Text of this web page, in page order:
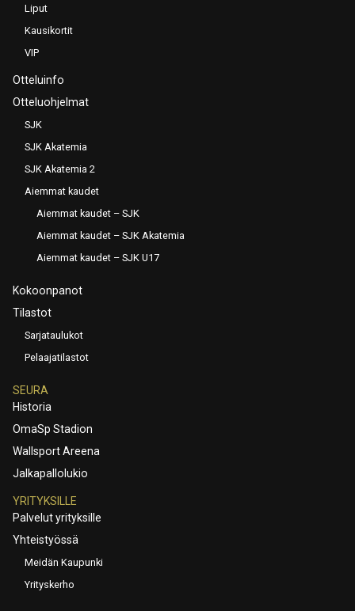
Liput
Kausikortit
VIP
Otteluinfo
Otteluohjelmat
SJK
SJK Akatemia
SJK Akatemia 2
Aiemmat kaudet
Aiemmat kaudet – SJK
Aiemmat kaudet – SJK Akatemia
Aiemmat kaudet – SJK U17
Kokoonpanot
Tilastot
Sarjataulukot
Pelaajatilastot
SEURA
Historia
OmaSp Stadion
Wallsport Areena
Jalkapallolukio
YRITYKSILLE
Palvelut yrityksille
Yhteistyössä
Meidän Kaupunki
Yrityskerho